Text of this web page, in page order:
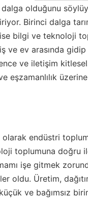
olduğunu
Birinci dalga
bilgi ve teknoloji
iş ve ev arasında
ve iletişim
eşzamanlılık
olarak endüstri
toplumuna doğru
işe gitmek
oldu. Üretim,
ve bağımsız